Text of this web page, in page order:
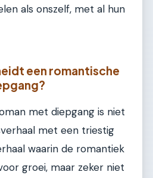
als onszelf, met al hun
een romantische
met diepgang is niet
met een triestig
waarin de romantiek
groei, maar zeker niet